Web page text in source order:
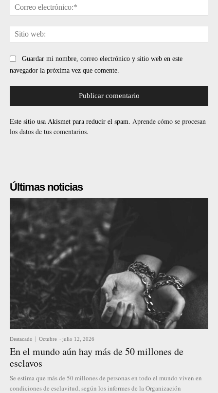
Guardar mi nombre, correo electrónico y sitio web en este
navegador la próxima vez que comente.
Este sitio usa Akismet para reducir el spam. Aprende cómo se procesan
los datos de tus comentarios.
Últimas noticias
Destacado Octubre - julio 12, 2026
En el mundo aún hay más de 50 millones de
esclavos
Se estima que más de 50 millones de personas en todo el mundo viven en
condiciones de esclavitud, según los informes de la Organización